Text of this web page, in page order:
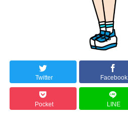
Twitter Facebook
Pocket LINE